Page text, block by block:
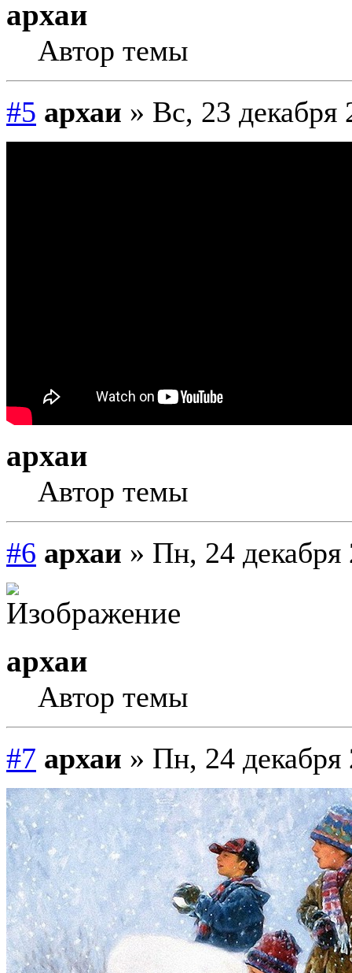
архаи
Автор темы
#5 архаи » Вс, 23 декабря
архаи
Автор темы
#6 архаи » Пн, 24 декабря
архаи
Автор темы
#7 архаи » Пн, 24 декабря